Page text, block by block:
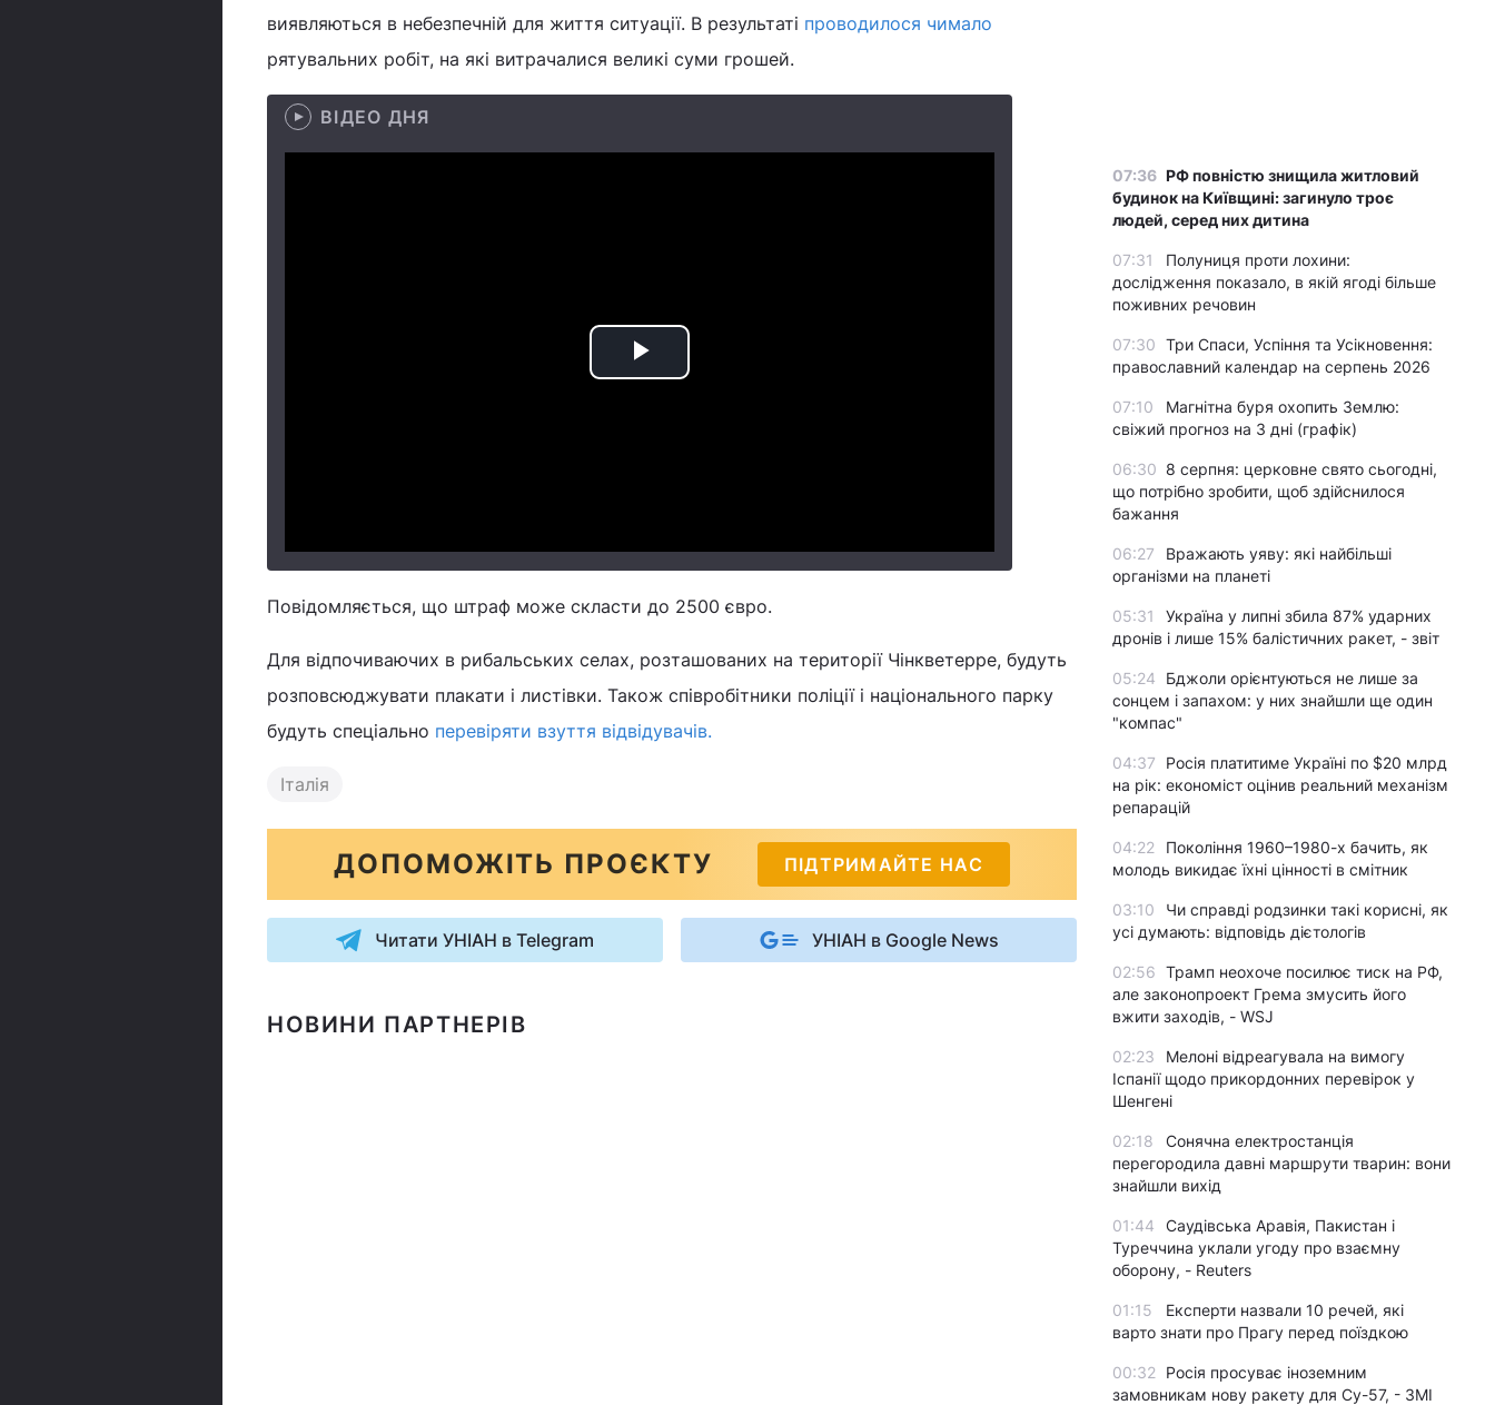
виявляються в небезпечній для життя ситуації. В результаті проводилося чимало
рятувальних робіт, на які витрачалися великі суми грошей.
ВІДЕО ДНЯ
Play
Повідомляється, що штраф може скласти до 2500 євро.
Для відпочиваючих в рибальських селах, розташованих на території Чінкветерре, будуть
розповсюджувати плакати і листівки. Також співробітники поліції і національного парку
будуть спеціально перевіряти взуття відвідувачів.
Італія
ДОПОМОЖІТЬ ПРОЄКТУ ПІДТРИМАЙТЕ НАС
Читати УНІАН в Telegram УНІАН в Google News
НОВИНИ ПАРТНЕРІВ
07:36 РФ повністю знищила житловий
будинок на Київщині: загинуло троє
людей, серед них дитина
07:31
Полуниця проти лохини:
дослідження показало, в якій ягоді більше
поживних речовин
07:30 Три Спаси, Успіння та Усікновення:
православний календар на серпень 2026
07:10
Магнітна буря охопить Землю:
свіжий прогноз на 3 дні (графік)
06:30 8 серпня: церковне свято сьогодні,
що потрібно зробити, щоб здійснилося
бажання
06:27
Вражають уяву: які найбільші
організми на планеті
05:31
Україна у липні збила 87% ударних
дронів і лише 15% балістичних ракет, - звіт
05:24
Бджоли орієнтуються не лише за
сонцем і запахом: у них знайшли ще один
"компас"
04:37
Росія платитиме Україні по $20 млрд
на рік: економіст оцінив реальний механізм
репарацій
04:22
Покоління 1960–1980-х бачить, як
молодь викидає їхні цінності в смітник
03:10
Чи справді родзинки такі корисні, як
усі думають: відповідь дієтологів
02:56 Трамп неохоче посилює тиск на РФ,
але законопроект Грема змусить його
вжити заходів, - WSJ
02:23
Мелоні відреагувала на вимогу
Іспанії щодо прикордонних перевірок у
Шенгені
02:18
Сонячна електростанція
перегородила давні маршрути тварин: вони
знайшли вихід
01:44
Саудівська Аравія, Пакистан і
Туреччина уклали угоду про взаємну
оборону, - Reuters
01:15
Експерти назвали 10 речей, які
варто знати про Прагу перед поїздкою
00:32
Росія просуває іноземним
замовникам нову ракету для Су-57, - ЗМІ